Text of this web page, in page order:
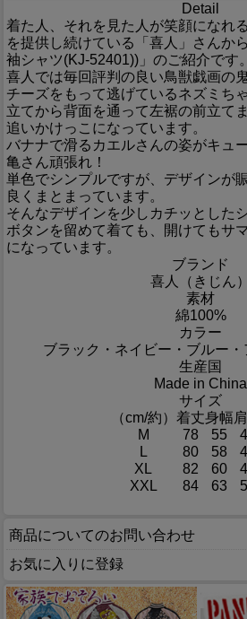
Detail
着た人、それを見た人が笑顔になれ
を提供し続けている「喜人」さんか
袖シャツ(KJ-52401))」のご紹介です。
喜人では毎回評判の良い鳥獣戯画の
チーズをもって逃げているネズミち
立てから背面を通って左裾の前立て
追いかけっこになっています。
バナナで滑るカエルさんの姿がキュー
亀さん頑張れ！
単色でシンプルですが、デザインが
良くまとまっています。
そんなデザインを少しカチッとした
ボタンを留めて着ても、開けてもサ
になっています。
ブランド
喜人（きじん）
素材
綿100%
カラー
ブラック・ネイビー・ブルー
生産国
Made in China
サイズ
（cm/約） 着丈身幅
M
78 55
L
80 58
XL
82 60
XXL
84 63
商品についてのお問い合わせ
お気に入りに登録